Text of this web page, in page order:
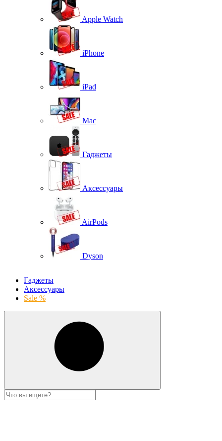
Apple Watch
iPhone
iPad
Mac
Гаджеты
Аксессуары
AirPods
Dyson
Гаджеты
Аксессуары
Sale %